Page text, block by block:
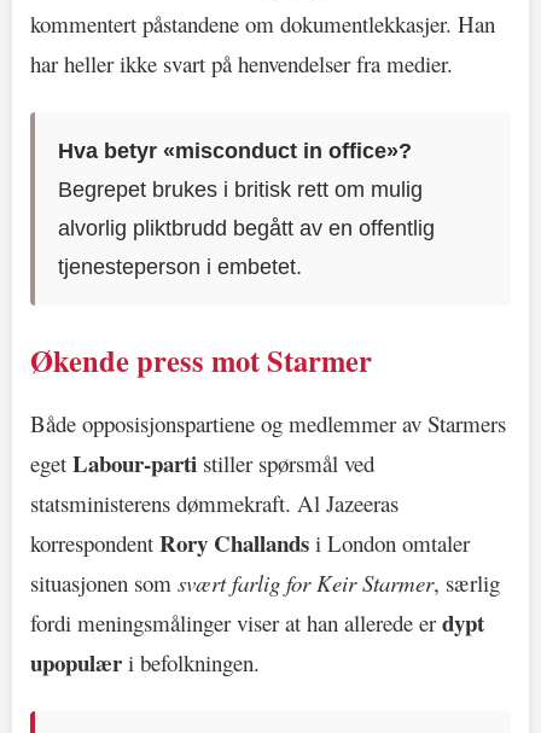
kommentert påstandene om dokumentlekkasjer. Han
har heller ikke svart på henvendelser fra medier.
Hva betyr «misconduct in office»?
Begrepet brukes i britisk rett om mulig
alvorlig pliktbrudd begått av en offentlig
tjenesteperson i embetet.
Økende press mot Starmer
Både opposisjonspartiene og medlemmer av Starmers
eget Labour-parti stiller spørsmål ved
statsministerens dømmekraft. Al Jazeeras
korrespondent Rory Challands i London omtaler
situasjonen som svært farlig for Keir Starmer, særlig
fordi meningsmålinger viser at han allerede erdypt
upopulær i befolkningen.